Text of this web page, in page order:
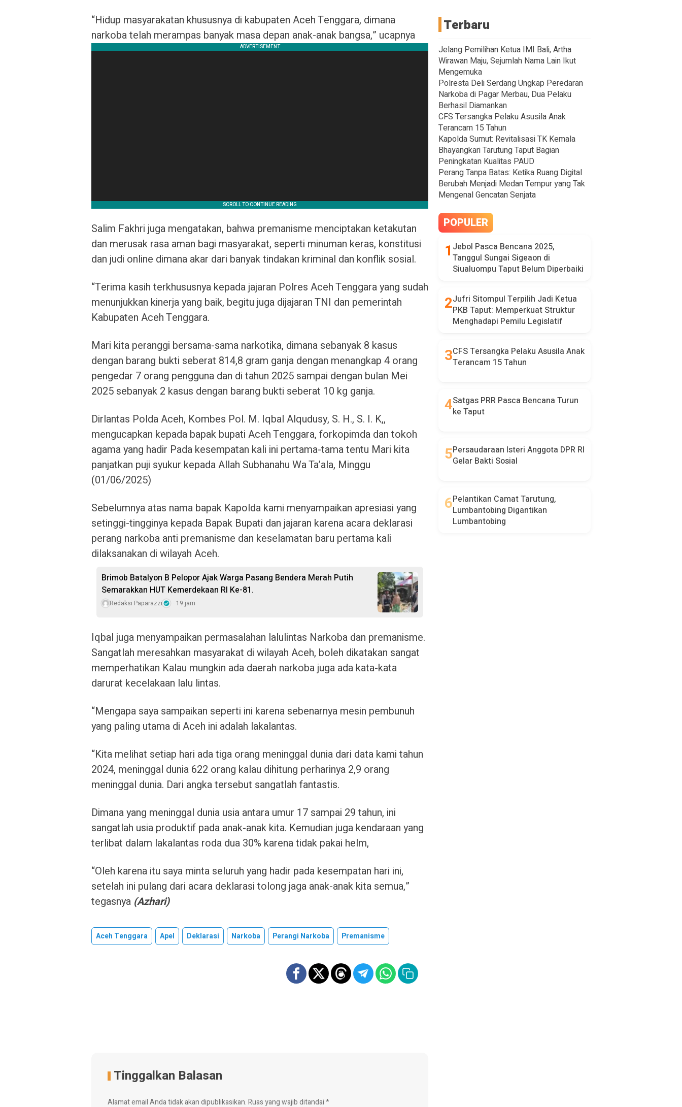
“Hidup masyarakatan khususnya di kabupaten Aceh Tenggara, dimana
narkoba telah merampas banyak masa depan anak-anak bangsa,” ucapnya
Salim Fakhri juga mengatakan, bahwa premanisme menciptakan ketakutan
dan merusak rasa aman bagi masyarakat, seperti minuman keras, konstitusi
dan judi online dimana akar dari banyak tindakan kriminal dan konflik sosial.
“Terima kasih terkhususnya kepada jajaran Polres Aceh Tenggara yang sudah
menunjukkan kinerja yang baik, begitu juga dijajaran TNI dan pemerintah
Kabupaten Aceh Tenggara.
Mari kita peranggi bersama-sama narkotika, dimana sebanyak 8 kasus
dengan barang bukti seberat 814,8 gram ganja dengan menangkap 4 orang
pengedar 7 orang pengguna dan di tahun 2025 sampai dengan bulan Mei
2025 sebanyak 2 kasus dengan barang bukti seberat 10 kg ganja.
Dirlantas Polda Aceh, Kombes Pol. M. Iqbal Alqudusy, S. H., S. I. K,,
mengucapkan kepada bapak bupati Aceh Tenggara, forkopimda dan tokoh
agama yang hadir Pada kesempatan kali ini pertama-tama tentu Mari kita
panjatkan puji syukur kepada Allah Subhanahu Wa Ta’ala, Minggu
(01/06/2025)
Sebelumnya atas nama bapak Kapolda kami menyampaikan apresiasi yang
setinggi-tingginya kepada Bapak Bupati dan jajaran karena acara deklarasi
perang narkoba anti premanisme dan keselamatan baru pertama kali
dilaksanakan di wilayah Aceh.
Brimob Batalyon B Pelopor Ajak Warga Pasang Bendera Merah Putih
Semarakkan HUT Kemerdekaan RI Ke-81.
Redaksi Paparazzi 19 jam
Iqbal juga menyampaikan permasalahan lalulintas Narkoba dan premanisme.
Sangatlah meresahkan masyarakat di wilayah Aceh, boleh dikatakan sangat
memperhatikan Kalau mungkin ada daerah narkoba juga ada kata-kata
darurat kecelakaan lalu lintas.
“Mengapa saya sampaikan seperti ini karena sebenarnya mesin pembunuh
yang paling utama di Aceh ini adalah lakalantas.
“Kita melihat setiap hari ada tiga orang meninggal dunia dari data kami tahun
2024, meninggal dunia 622 orang kalau dihitung perharinya 2,9 orang
meninggal dunia. Dari angka tersebut sangatlah fantastis.
Dimana yang meninggal dunia usia antara umur 17 sampai 29 tahun, ini
sangatlah usia produktif pada anak-anak kita. Kemudian juga kendaraan yang
terlibat dalam lakalantas roda dua 30% karena tidak pakai helm,
“Oleh karena itu saya minta seluruh yang hadir pada kesempatan hari ini,
setelah ini pulang dari acara deklarasi tolong jaga anak-anak kita semua,”
tegasnya (Azhari)
Aceh Tenggara Apel Deklarasi Narkoba Perangi Narkoba Premanisme
Tinggalkan Balasan
Alamat email Anda tidak akan dipublikasikan.Ruas yang wajib ditandai*
Terbaru
Jelang Pemilihan Ketua IMI Bali, Artha
Wirawan Maju, Sejumlah Nama Lain Ikut
Mengemuka
Polresta Deli Serdang Ungkap Peredaran
Narkoba di Pagar Merbau, Dua Pelaku
Berhasil Diamankan
CFS Tersangka Pelaku Asusila Anak
Terancam 15 Tahun
Kapolda Sumut: Revitalisasi TK Kemala
Bhayangkari Tarutung Taput Bagian
Peningkatan Kualitas PAUD
Perang Tanpa Batas: Ketika Ruang Digital
Berubah Menjadi Medan Tempur yang Tak
Mengenal Gencatan Senjata
POPULER
Jebol Pasca Bencana 2025,
Tanggul Sungai Sigeaon di
Siualuompu Taput Belum Diperbaiki
Jufri Sitompul Terpilih Jadi Ketua
PKB Taput: Memperkuat Struktur
Menghadapi Pemilu Legislatif
CFS Tersangka Pelaku Asusila Anak
Terancam 15 Tahun
Satgas PRR Pasca Bencana Turun
ke Taput
Persaudaraan Isteri Anggota DPR RI
Gelar Bakti Sosial
Pelantikan Camat Tarutung,
Lumbantobing Digantikan
Lumbantobing